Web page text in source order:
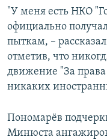
"У меня есть НКО
официально
пыткам, –
отметив, что
движение "За права
никаких
Пономарёв
Минюста